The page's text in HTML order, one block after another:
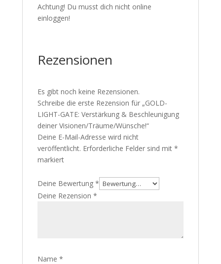
Achtung! Du musst dich nicht online
einloggen!
Rezensionen
Es gibt noch keine Rezensionen.
Schreibe die erste Rezension für „GOLD-
LIGHT-GATE: Verstärkung & Beschleunigung
deiner Visionen/Träume/Wünsche!“
Deine E-Mail-Adresse wird nicht
veröffentlicht. Erforderliche Felder sind mit *
markiert
Deine Bewertung *
Deine Rezension *
Name *